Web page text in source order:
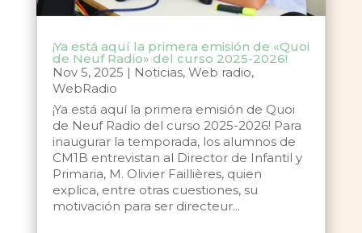
¡Ya está aquí la primera emisión de «Quoi
de Neuf Radio» del curso 2025-2026!
Nov 5, 2025 | Noticias, Web radio,
WebRadio
¡Ya está aquí la primera emisión de Quoi
de Neuf Radio del curso 2025-2026! Para
inaugurar la temporada, los alumnos de
CM1B entrevistan al Director de Infantil y
Primaria, M. Olivier Faillières, quien
explica, entre otras cuestiones, su
motivación para ser directeur...